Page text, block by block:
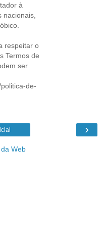
à
respeitar o
Termos de
ser
de-
›
Web